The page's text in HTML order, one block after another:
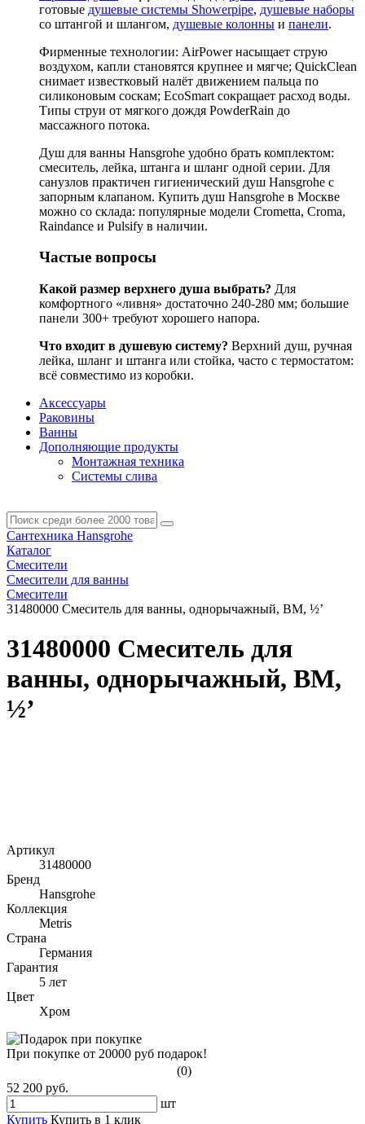
готовые душевые системы Showerpipe, душевые наборы
со штангой и шлангом, душевые колонны и панели.
Фирменные технологии: AirPower насыщает струю
воздухом, капли становятся крупнее и мягче; QuickClean
снимает известковый налёт движением пальца по
силиконовым соскам; EcoSmart сокращает расход воды.
Типы струи от мягкого дождя PowderRain до
массажного потока.
Душ для ванны Hansgrohe удобно брать комплектом:
смеситель, лейка, штанга и шланг одной серии. Для
санузлов практичен гигиенический душ Hansgrohe с
запорным клапаном. Купить душ Hansgrohe в Москве
можно со склада: популярные модели Crometta, Croma,
Raindance и Pulsify в наличии.
Частые вопросы
Какой размер верхнего душа выбрать? Для
комфортного «ливня» достаточно 240-280 мм; большие
панели 300+ требуют хорошего напора.
Что входит в душевую систему? Верхний душ, ручная
лейка, шланг и штанга или стойка, часто с термостатом:
всё совместимо из коробки.
Аксессуары
Раковины
Ванны
Дополняющие продукты
Монтажная техника
Системы слива
Сантехника Hansgrohe
Каталог
Смесители
Смесители для ванны
Смесители
31480000 Смеситель для ванны, однорычажный, ВМ, ½’
31480000 Смеситель для
ванны, однорычажный, ВМ,
½’
Артикул
31480000
Бренд
Hansgrohe
Коллекция
Metris
Страна
Германия
Гарантия
5 лет
Цвет
Хром
При покупке от 20000 руб подарок!
(0)
52 200 руб.
шт
Купить Купить в 1 клик